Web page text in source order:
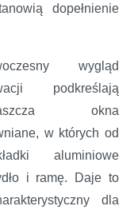
dopełnienie
wygląd
podkreślają
okna
w których od
aluminiowe
i ramę. Daje to
dla